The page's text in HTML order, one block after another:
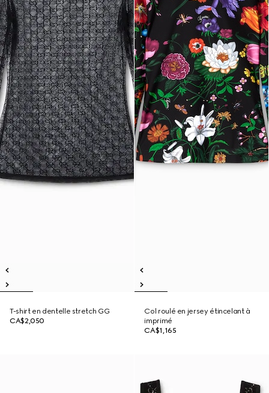
T-shirt en dentelle stretch GG
CA$2,050
Col roulé en jersey étincelant à
imprimé
CA$1,165